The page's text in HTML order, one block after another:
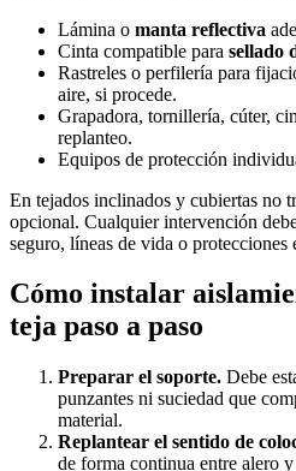
Lámina o manta reflectiva
Cinta compatible para sellado
Rastreles o perfilería para
aire, si procede.
Grapadora, tornillería, cúter,
replanteo.
Equipos de protección
En tejados inclinados y cubiertas no
opcional. Cualquier intervención
seguro, líneas de vida o protecciones
Cómo instalar
teja paso a paso
Preparar el soporte. Debe
punzantes ni suciedad que
material.
Replantear el sentido de
de forma continua entre alero